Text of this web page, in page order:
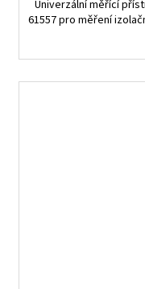
Univerzální měřící
61557 pro měření